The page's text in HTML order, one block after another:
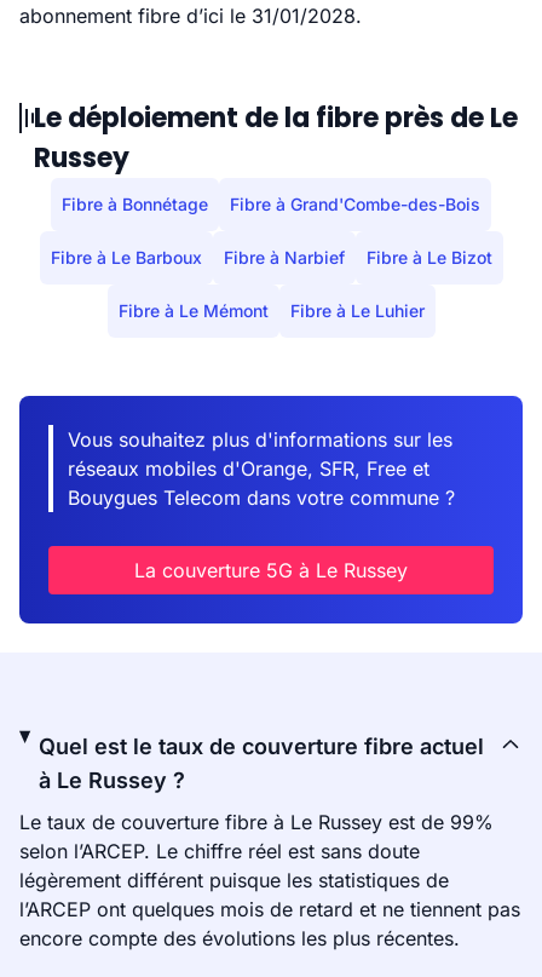
abonnement fibre d’ici le 31/01/2028.
Le déploiement de la fibre près de Le
Russey
Fibre à Bonnétage Fibre à Grand'Combe-des-Bois
Fibre à Le Barboux Fibre à Narbief Fibre à Le Bizot
Fibre à Le Mémont Fibre à Le Luhier
Vous souhaitez plus d'informations sur les
réseaux mobiles d'Orange, SFR, Free et
Bouygues Telecom dans votre commune ?
La couverture 5G à Le Russey
Quel est le taux de couverture fibre actuel
à Le Russey ?
Le taux de couverture fibre à Le Russey est de 99%
selon l’ARCEP. Le chiffre réel est sans doute
légèrement différent puisque les statistiques de
l’ARCEP ont quelques mois de retard et ne tiennent pas
encore compte des évolutions les plus récentes.